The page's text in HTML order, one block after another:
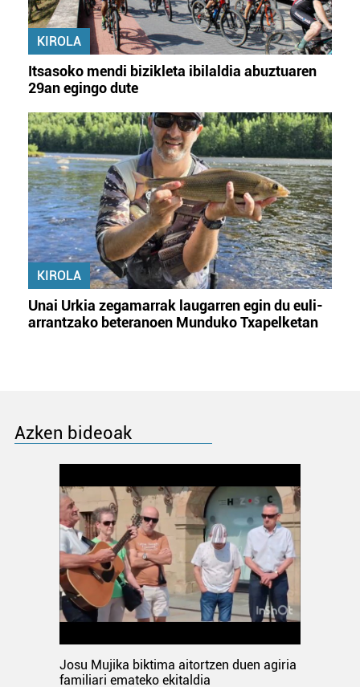
KIROLA
Itsasoko mendi bizikleta ibilaldia abuztuaren
29an egingo dute
KIROLA
Unai Urkia zegamarrak laugarren egin du euli-
arrantzako beteranoen Munduko Txapelketan
Azken bideoak
Josu Mujika biktima aitortzen duen agiria
familiari emateko ekitaldia